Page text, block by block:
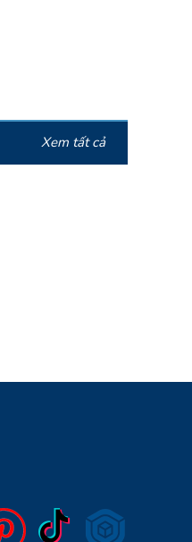
Xem tất cả